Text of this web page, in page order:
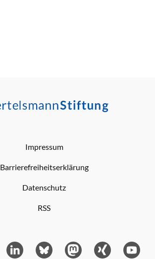
Impressum
Barrierefreiheitserklärung
Datenschutz
RSS